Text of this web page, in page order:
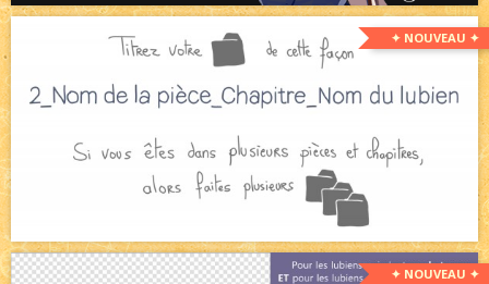
✦ NOUVEAU ✦
✦ NOUVEAU ✦